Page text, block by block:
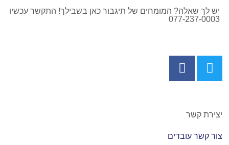
יש לך שאלה? המומחים של תיגבור כאן בשבילך! התקשר עכשיו
077-237-0003
יצירת קשר
צור קשר עובדים